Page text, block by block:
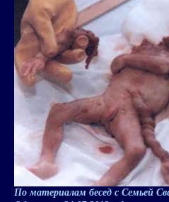
По материалам бесед с Семьей